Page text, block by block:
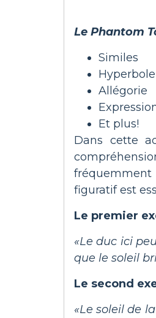
Le Phantom
Similes
Hyperbole
Allégorie
Et plus!
Dans cette
fréquemment
figuratif est
Le premier
«Le duc ici
que le soleil
Le second
«Le soleil de